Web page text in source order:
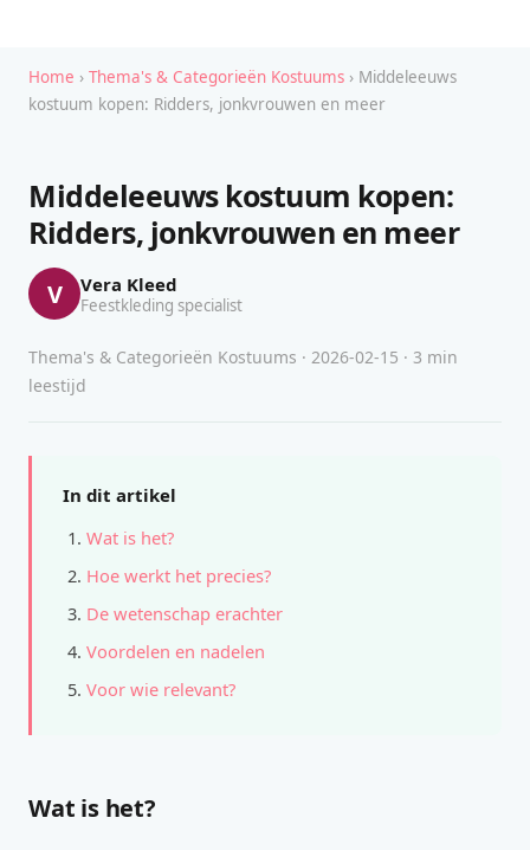
Home › Thema's & Categorieën Kostuums › Middeleeuws
kostuum kopen: Ridders, jonkvrouwen en meer
Middeleeuws kostuum kopen:
Ridders, jonkvrouwen en meer
V Vera Kleed
Feestkleding specialist
Thema's & Categorieën Kostuums · 2026-02-15 · 3 min
leestijd
In dit artikel
Wat is het?
Hoe werkt het precies?
De wetenschap erachter
Voordelen en nadelen
Voor wie relevant?
Wat is het?